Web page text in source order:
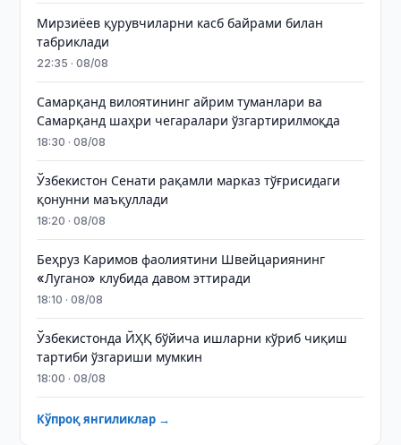
Мирзиёев қурувчиларни касб байрами билан
табриклади
22:35 · 08/08
Самарқанд вилоятининг айрим туманлари ва
Самарқанд шаҳри чегаралари ўзгартирилмоқда
18:30 · 08/08
Ўзбекистон Сенати рақамли марказ тўғрисидаги
қонунни маъқуллади
18:20 · 08/08
Беҳруз Каримов фаолиятини Швейцариянинг
«Лугано» клубида давом эттиради
18:10 · 08/08
Ўзбекистонда ЙҲҚ бўйича ишларни кўриб чиқиш
тартиби ўзгариши мумкин
18:00 · 08/08
Кўпроқ янгиликлар →